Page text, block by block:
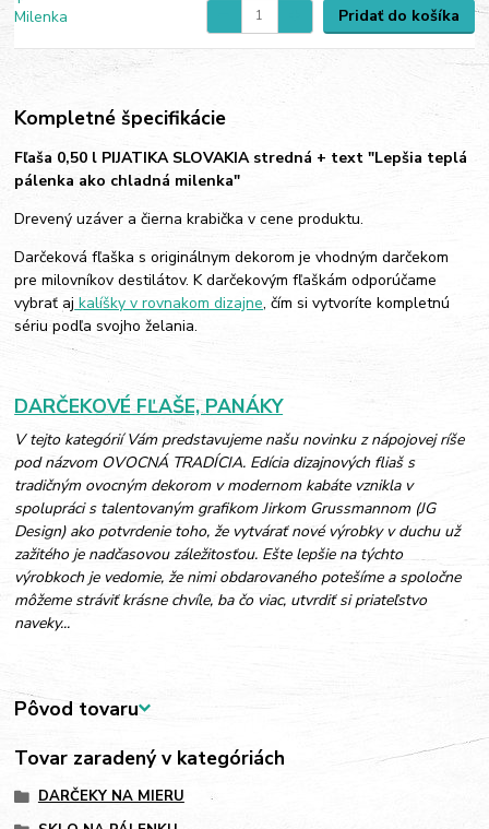
Pridať do košíka
Kompletné špecifikácie
Fľaša 0,50 l PIJATIKA SLOVAKIA stredná + text "Lepšia teplá
pálenka ako chladná milenka"
Drevený uzáver a čierna krabička v cene produktu.
Darčeková fľaška s originálnym dekorom je vhodným darčekom
pre milovníkov destilátov. K darčekovým fľaškám odporúčame
vybrať aj kalíšky v rovnakom dizajne, čím si vytvoríte kompletnú
sériu podľa svojho želania.
DARČEKOVÉ FĽAŠE, PANÁKY
V tejto kategórií Vám predstavujeme našu novinku z nápojovej ríše
pod názvom OVOCNÁ TRADÍCIA. Edícia dizajnových fliaš s
tradičným ovocným dekorom v modernom kabáte vznikla v
spolupráci s talentovaným grafikom Jirkom Grussmannom (JG
Design) ako potvrdenie toho, že vytvárať nové výrobky v duchu už
zažitého je nadčasovou záležitosťou. Ešte lepšie na týchto
výrobkoch je vedomie, že nimi obdarovaného potešíme a spoločne
môžeme stráviť krásne chvíle, ba čo viac, utvrdiť si priateľstvo
naveky...
Pôvod tovaru
Tovar zaradený v kategóriách
DARČEKY NA MIERU